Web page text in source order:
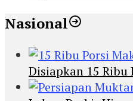
Nasional
Disiapkan 15 Ribu